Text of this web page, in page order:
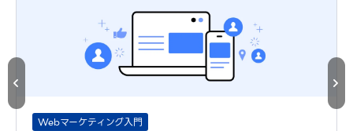
Webマーケティング入門